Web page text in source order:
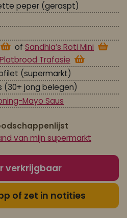
peper (geraspt)
of Sandhia’s Roti Mini
Platbrood Trafasie
(supermarkt)
(30+ jong belegen)
Mayo Saus
van mijn supermarkt
verkrijgbaar
of zet in notities